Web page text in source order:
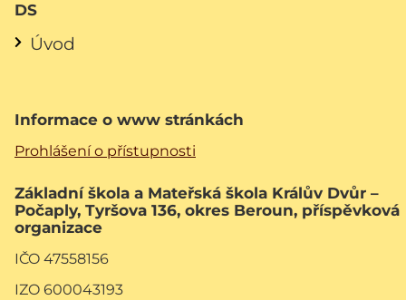
DS
Úvod
Informace o www stránkách
Prohlášení o přístupnosti
Základní škola a Mateřská škola Králův Dvůr –
Počaply, Tyršova 136, okres Beroun, příspěvková
organizace
IČO 47558156
IZO 600043193